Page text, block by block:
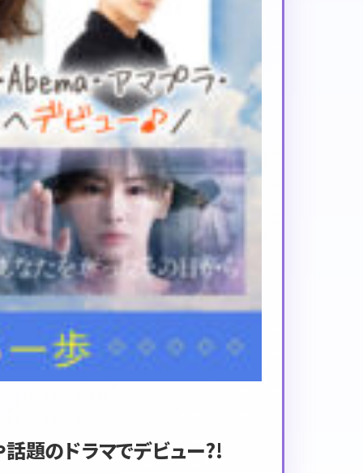
題のドラマでデビュー?!